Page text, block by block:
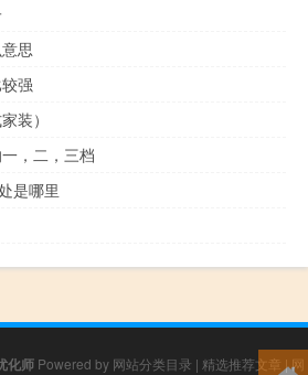
思
强
装）
，二，三档
是哪里
化师 Powered by 网站分类目录 | 精选推荐文章 |网